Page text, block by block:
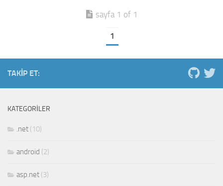
sayfa 1 of 1
1
TAKIP ET:
KATEGORILER
.net (10)
android (2)
asp.net (3)